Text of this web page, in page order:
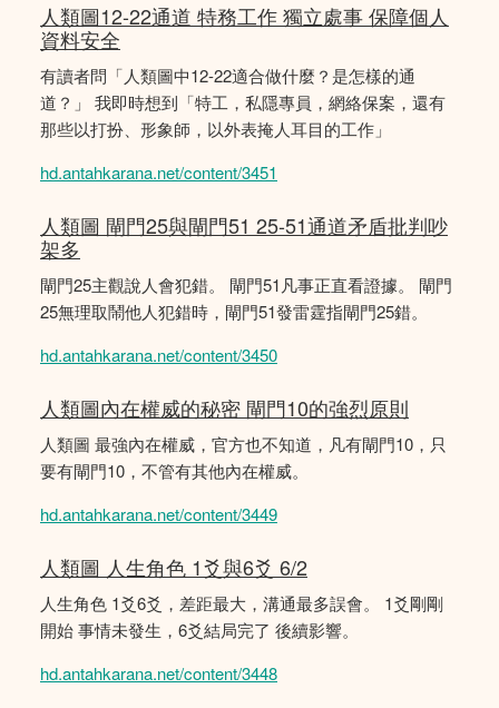
人類圖12-22通道 特務工作 獨立處事 保障個人
資料安全
有讀者問「人類圖中12-22適合做什麼？是怎樣的通
道？」 我即時想到「特工，私隱專員，網絡保案，還有
那些以打扮、形象師，以外表掩人耳目的工作」
hd.antahkarana.net/content/3451
人類圖 閘門25與閘門51 25-51通道矛盾批判吵
架多
閘門25主觀說人會犯錯。 閘門51凡事正直看證據。 閘門
25無理取鬧他人犯錯時，閘門51發雷霆指閘門25錯。
hd.antahkarana.net/content/3450
人類圖內在權威的秘密 閘門10的強烈原則
人類圖 最強內在權威，官方也不知道，凡有閘門10，只
要有閘門10，不管有其他內在權威。
hd.antahkarana.net/content/3449
人類圖 人生角色 1爻與6爻 6/2
人生角色 1爻6爻，差距最大，溝通最多誤會。 1爻剛剛
開始 事情未發生，6爻結局完了 後續影響。
hd.antahkarana.net/content/3448